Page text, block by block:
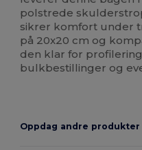
polstrede
sikrer komfort under
på 20x20 cm og
den klar for
bulkbestillinger og
Oppdag andre produkter